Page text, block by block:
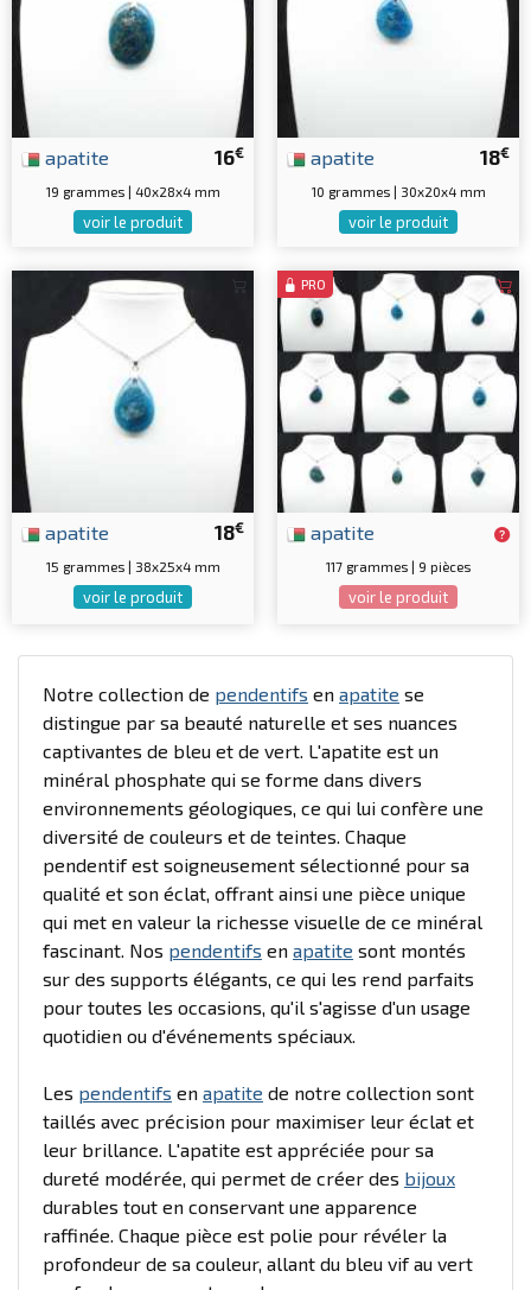
16€
apatite
19 grammes | 40x28x4 mm
voir le produit
18€
apatite
10 grammes | 30x20x4 mm
voir le produit
18€
apatite
15 grammes | 38x25x4 mm
voir le produit
PRO
apatite
117 grammes | 9 pièces
voir le produit
Notre collection de pendentifs en apatite se
distingue par sa beauté naturelle et ses nuances
captivantes de bleu et de vert. L'apatite est un
minéral phosphate qui se forme dans divers
environnements géologiques, ce qui lui confère une
diversité de couleurs et de teintes. Chaque
pendentif est soigneusement sélectionné pour sa
qualité et son éclat, offrant ainsi une pièce unique
qui met en valeur la richesse visuelle de ce minéral
fascinant. Nos pendentifs en apatite sont montés
sur des supports élégants, ce qui les rend parfaits
pour toutes les occasions, qu'il s'agisse d'un usage
quotidien ou d'événements spéciaux.
Les pendentifs en apatite de notre collection sont
taillés avec précision pour maximiser leur éclat et
leur brillance. L'apatite est appréciée pour sa
dureté modérée, qui permet de créer des bijoux
durables tout en conservant une apparence
raffinée. Chaque pièce est polie pour révéler la
profondeur de sa couleur, allant du bleu vif au vert